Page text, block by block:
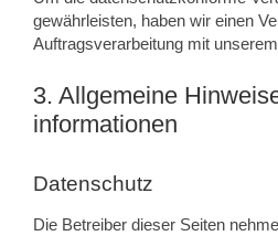
gewährleisten, haben wir einen
Auftragsverarbeitung mit
3. Allgemeine
informationen
Datenschutz
Die Betreiber dieser Seiten